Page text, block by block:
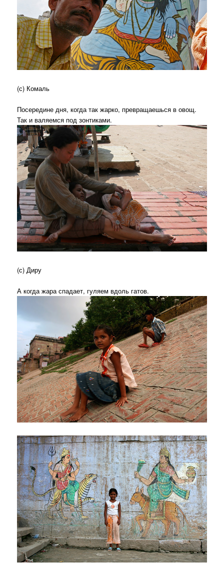
(с) Комаль
Посередине дня, когда так жарко, превращаешься в овощ.
Так и валяемся под зонтиками.
(с) Диру
А когда жара спадает, гуляем вдоль гатов.